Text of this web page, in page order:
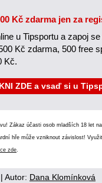
Kč zdarma jen za
u Tipsportu a zapoj
Kč zdarma, 500 free
Kč.
ZDE a vsaď si u
Zákaz účasti osob mladších 18 let
hře může vzniknout závislost!
zde.
| Autor: Dana Klomínková